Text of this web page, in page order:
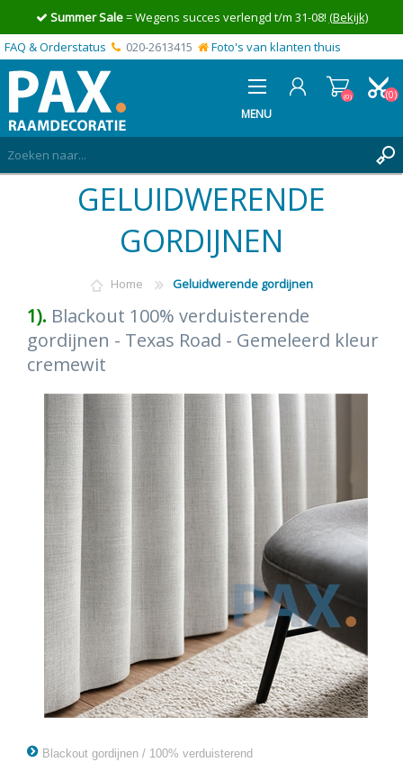
Summer Sale= Wegens succes verlengd t/m 31-08! (Bekijk)
FAQ & Orderstatus
020-2613415 Foto's van klanten thuis
MENU
INLOGGEN
(0)
(0)
GELUIDWERENDE
GORDIJNEN
Home Geluidwerende gordijnen
1). Blackout 100% verduisterende
gordijnen - Texas Road - Gemeleerd kleur
cremewit
Blackout gordijnen / 100% verduisterend